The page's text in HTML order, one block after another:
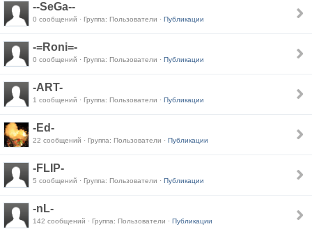
--SeGa--
0 сообщений · Группа: Пользователи · Публикации
-=Roni=-
0 сообщений · Группа: Пользователи · Публикации
-ART-
1 сообщений · Группа: Пользователи · Публикации
-Ed-
22 сообщений · Группа: Пользователи · Публикации
-FLIP-
5 сообщений · Группа: Пользователи · Публикации
-nL-
142 сообщений · Группа: Пользователи · Публикации